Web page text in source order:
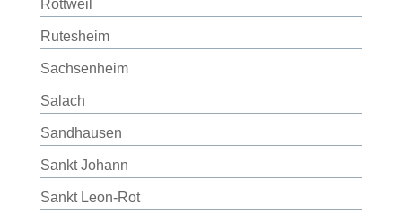
Rottweil
Rutesheim
Sachsenheim
Salach
Sandhausen
Sankt Johann
Sankt Leon-Rot